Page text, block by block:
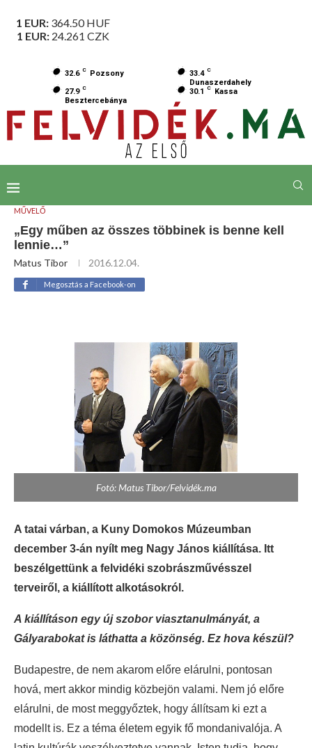
1 EUR: 364.50HUF
1 EUR: 24.261 CZK
32.6 C Pozsony 33.4 C
Dunaszerdahely
27.9 C
Besztercebánya
30.1 C Kassa
MŰVELŐ
„Egy műben az összes többinek is benne kell
lennie…”
Matus Tibor 2016.12.04.
Megosztás a Facebook-on
Fotó: Matus Tibor/Felvidék.ma
A tatai várban, a Kuny Domokos Múzeumban
december 3-án nyílt meg Nagy János kiállítása. Itt
beszélgettünk a felvidéki szobrászművésszel
terveiről, a kiállított alkotásokról.
A kiállításon egy új szobor viasztanulmányát, a
Gályarabokat is láthatta a közönség. Ez hova készül?
Budapestre, de nem akarom előre elárulni, pontosan
hová, mert akkor mindig közbejön valami. Nem jó előre
elárulni, de most meggyőztek, hogy állítsam ki ezt a
modellt is. Ez a téma életem egyik fő mondanivalója. A